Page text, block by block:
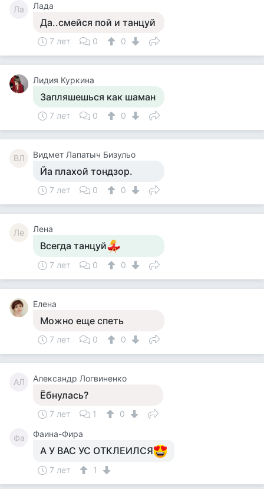
Ла Лада
Да..смейся пой и танцуй
7 лет 0 0
Лидия Куркина
Запляшешься как шаман
7 лет 0 0
ВЛ Видмет Лапатыч Бизульо
Йа плахой тондзор.
7 лет 0 0
Ле Лена
Всегда танцуй
7 лет 0 0
Елена
Можно еще спеть
7 лет 0 0
АЛ Александр Логвиненко
Ёбнулась?
7 лет 1 0
Фа Фаина-Фира
А У ВАС УС ОТКЛЕИЛСЯ
7 лет 1